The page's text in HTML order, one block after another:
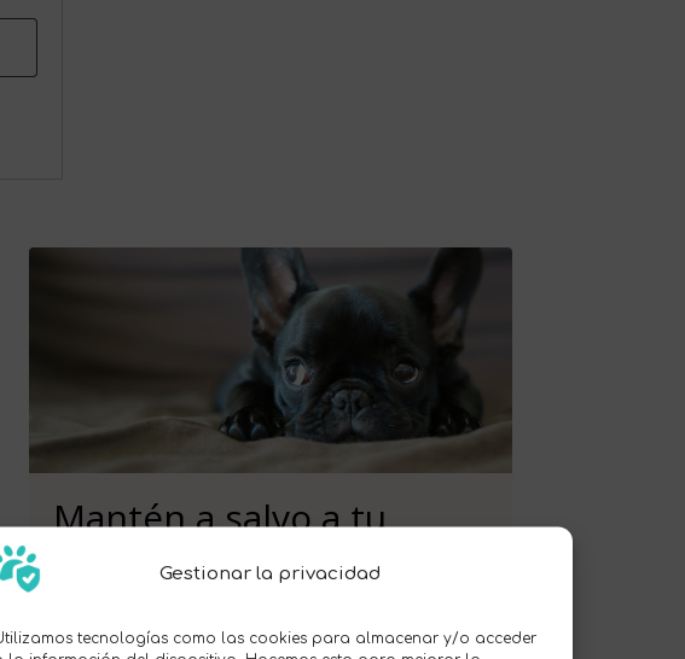
Gestionar la privacidad
tecnologías como las cookies para almacenar y/o acceder
Mantén a salvo a tu
mascota
Pass ID
+ ¡consejos de seguridad para mascotas!